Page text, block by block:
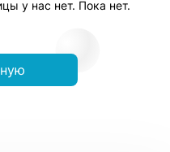
у нас нет. Пока нет.